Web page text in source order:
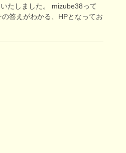
たしました。 mizube38って
答えがわかる、HPとなってお